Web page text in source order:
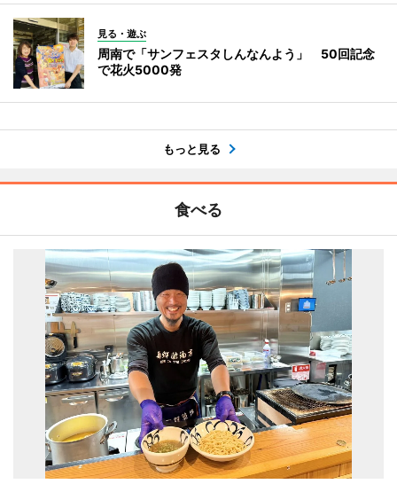
見る・遊ぶ
周南で「サンフェスタしんなんよう」 50回記念
で花火5000発
もっと見る
食べる